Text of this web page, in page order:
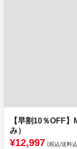
【早割10％OFF
み）
¥12,997 (税込/送料